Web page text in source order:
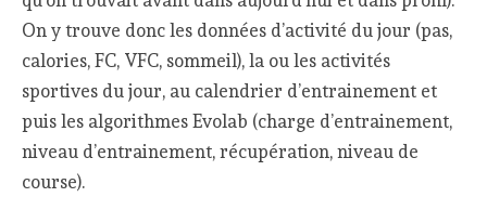
On y trouve donc les données d’activité du jour (pas,
calories, FC, VFC, sommeil), la ou les activités
sportives du jour, au calendrier d’entrainement et
puis les algorithmes Evolab (charge d’entrainement,
niveau d’entrainement, récupération, niveau de
course).